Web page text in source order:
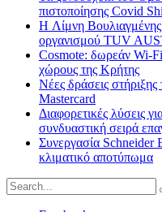
πιστοποίησης Covid
H Λίμνη
οργανισμού TUV
Cosmote: δωρεάν Wi-Fi
χώρους της Κρήτης
Νέες δράσεις
Mastercard
Διαφορετικές λύσεις
συνδυαστική σειρά
Συνεργασία Schneider
κλιματικό αποτύπωμα